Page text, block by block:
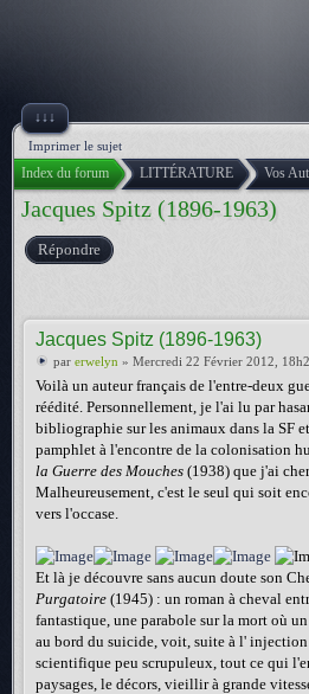
↓↓↓
Imprimer le sujet
Index du forum LITTÉRATURE Vos
Jacques Spitz (1896-1963)
Répondre
Jacques Spitz (1896-1963)
par erwelyn » Mercredi 22 Février 2012,
Voilà un auteur français de l'entre-deux
réédité. Personnellement, je l'ai lu par
bibliographie sur les animaux dans la SF
pamphlet à l'encontre de la colonisation
la Guerre des Mouches (1938) que j'ai
Malheureusement, c'est le seul qui soit
vers l'occase.
Et là je découvre sans aucun doute son
Purgatoire (1945) : un roman à cheval
fantastique, une parabole sur la mort où
au bord du suicide, voit, suite à l'
scientifique peu scrupuleux, tout ce qui
paysages, le décors, vieillir à grande